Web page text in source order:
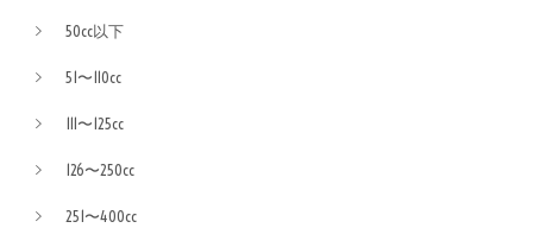
50cc以下
51〜110cc
111〜125cc
126〜250cc
251〜400cc